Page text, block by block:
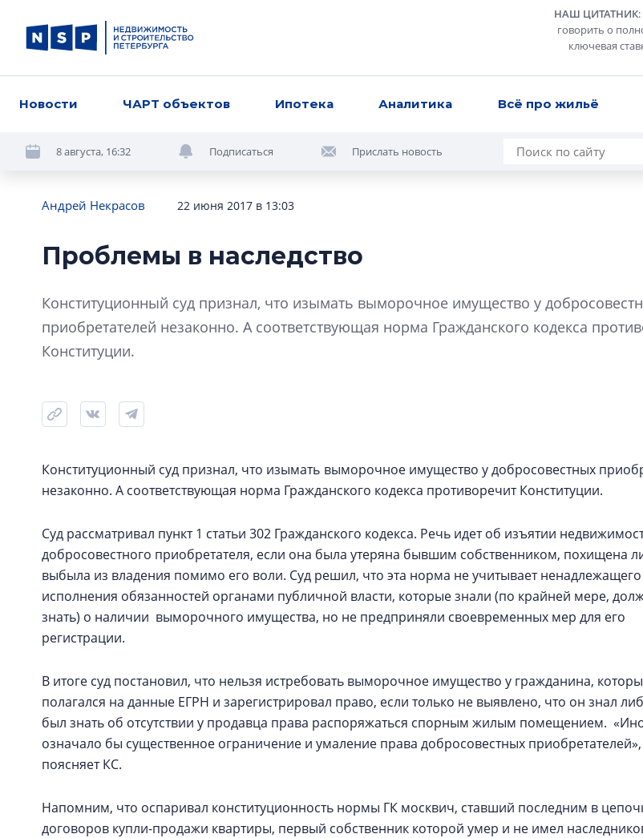
НАШ ЦИТАТНИК:
говорить о
ключевая
Новости ЧАРТ объектов Ипотека Аналитика Всё про жильё
8 августа, 16:32 Подписаться Прислать новость
Андрей Некрасов 22 июня 2017 в 13:03
Проблемы в наследство
Конституционный суд признал, что изымать выморочное имущество у
приобретателей незаконно. А соответствующая норма Гражданского кодекса
Конституции.
Конституционный суд признал, что изымать выморочное имущество у добросовестных
незаконно. А соответствующая норма Гражданского кодекса противоречит Конституции.
Суд рассматривал пункт 1 статьи 302 Гражданского кодекса. Речь идет об изъятии
добросовестного приобретателя, если она была утеряна бывшим собственником, похищена
выбыла из владения помимо его воли. Суд решил, что эта норма не учитывает ненадлежащего
исполнения обязанностей органами публичной власти, которые знали (по крайней мере,
знать) о наличии выморочного имущества, но не предприняли своевременных мер для его
регистрации.
В итоге суд постановил, что нельзя истребовать выморочное имущество у гражданина,
полагался на данные ЕГРН и зарегистрировал право, если только не выявлено, что он знал
был знать об отсутствии у продавца права распоряжаться спорным жилым помещением.
означало бы существенное ограничение и умаление права добросовестных приобретателей»,
поясняет КС.
Напомним, что оспаривал конституционность нормы ГК москвич, ставший последним в
договоров купли-продажи квартиры, первый собственник которой умер и не имел
даже